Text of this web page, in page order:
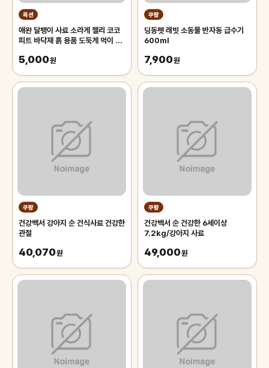
옥션
애완 달팽이 사료 소라게 젤리 코코
피트 바닥재 흙 용품 도둑게 먹이 키
5,000원
쿠팡
딩동펫 래빗 소동물 반자동 급수기
600ml
7,900원
쿠팡
건강백서 강아지 순 건식사료 건강한
관절
40,070원
쿠팡
건강백서 순 건강한 6세이상
7.2kg/강아지 사료
49,000원